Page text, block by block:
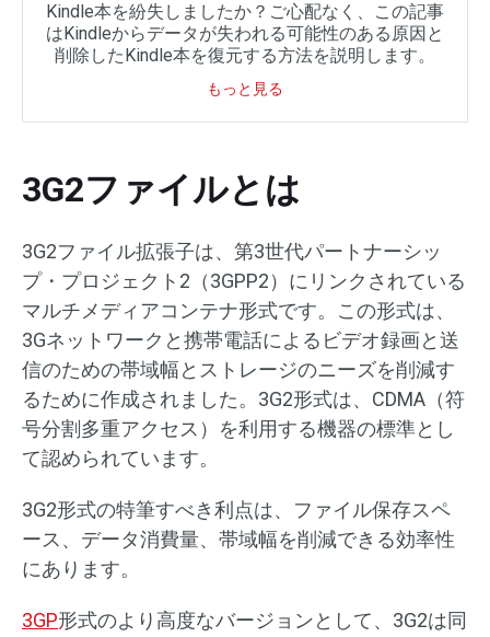
Kindle本を紛失しましたか？ご心配なく、この記事
はKindleからデータが失われる可能性のある原因と
削除したKindle本を復元する方法を説明します。
もっと見る
3G2ファイルとは
3G2ファイル拡張子は、第3世代パートナーシッ
プ・プロジェクト2（3GPP2）にリンクされている
マルチメディアコンテナ形式です。この形式は、
3Gネットワークと携帯電話によるビデオ録画と送
信のための帯域幅とストレージのニーズを削減す
るために作成されました。3G2形式は、CDMA（符
号分割多重アクセス）を利用する機器の標準とし
て認められています。
3G2形式の特筆すべき利点は、ファイル保存スペ
ース、データ消費量、帯域幅を削減できる効率性
にあります。
3GP形式のより高度なバージョンとして、3G2は同